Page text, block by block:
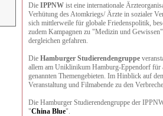
Die IPPNW ist eine internationale
Verhütung des Atomkriegs/ Ärzte in sozialer
sich mittlerweile für globale Friedenspolitik,
zudem Kampagnen zu "Medizin und
dergleichen gefahren.
Die Hamburger Studierendengruppe
allem am Uniklinikum Hamburg-Eppendorf für
genannten Themengebieten. Im Hinblick auf
Veranstaltung und Filmabende zu den
Die Hamburger Studierendengruppe der
"China Blue".